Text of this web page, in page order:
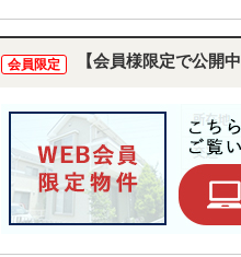
会員限定 【会員様限定で公開中